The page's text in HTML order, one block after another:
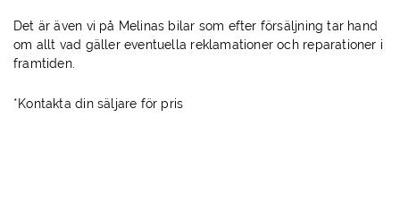
Det är även vi på Melinas bilar som efter försäljning tar hand
om allt vad gäller eventuella reklamationer och reparationer i
framtiden.
*Kontakta din säljare för pris